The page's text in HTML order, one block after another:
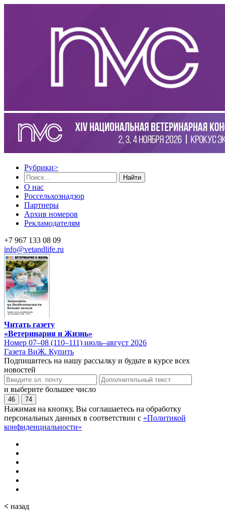
Рубрики>
Найти
О нас
Россельхознадзор
Партнеры
Архив номеров
Рекламодателям
+7 967 133 08 09
info@vetandlife.ru
Читать газету
«Ветеринария и Жизнь»
Номер 07–08 (110–111) июль–август 2026
Газета ВиЖ. Купить
Подпишитесь на нашу рассылку и будьте в курсе всех
новостей
и выберите большее число
46 74
Нажимая на кнопку, Вы соглашаетесь на обработку
персональных данных в соответствии с «Политикой
конфиденциальности»
< назад